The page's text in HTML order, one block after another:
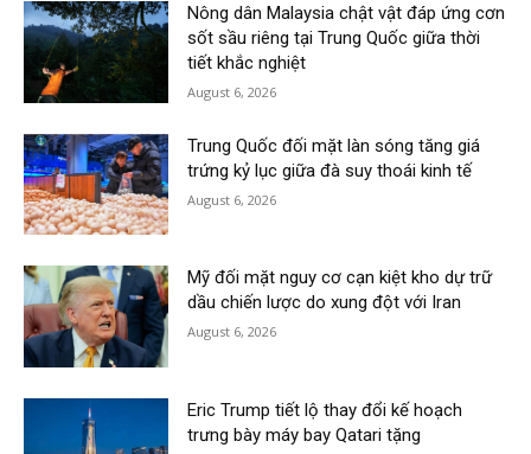
Nông dân Malaysia chật vật đáp ứng cơn
sốt sầu riêng tại Trung Quốc giữa thời
tiết khắc nghiệt
August 6, 2026
Trung Quốc đối mặt làn sóng tăng giá
trứng kỷ lục giữa đà suy thoái kinh tế
August 6, 2026
Mỹ đối mặt nguy cơ cạn kiệt kho dự trữ
dầu chiến lược do xung đột với Iran
August 6, 2026
Eric Trump tiết lộ thay đổi kế hoạch
trưng bày máy bay Qatari tặng